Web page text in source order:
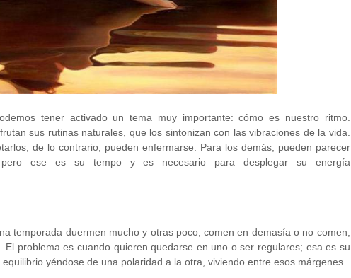
tener activado un tema muy importante: cómo es nuestro ritmo.
sus rutinas naturales, que los sintonizan con las vibraciones de la vida.
de lo contrario, pueden enfermarse. Para los demás, pueden parecer
pero ese es su tempo y es necesario para desplegar su energía
temporada duermen mucho y otras poco, comen en demasía o no comen,
El problema es cuando quieren quedarse en uno o ser regulares; esa es su
yéndose de una polaridad a la otra, viviendo entre esos márgenes.